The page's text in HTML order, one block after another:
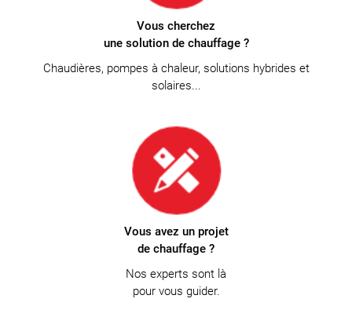
Vous cherchez
une solution de chauffage ?
Chaudières, pompes à chaleur, solutions hybrides et
solaires...
Vous avez un projet
de chauffage ?
Nos experts sont là
pour vous guider.